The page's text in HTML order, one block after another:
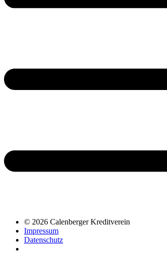
© 2026 Calenberger Kreditverein
Impressum
Datenschutz